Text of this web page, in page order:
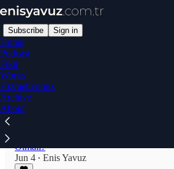
Subscribe Sign in
Home
Podcast
Fikir
Works
Hizmetlerimiz
Archive
About
Ürün Etiketi ve Ambalaj Tasarımı
Profesyonel Etiket Tasarımı
Ürün Etiketi Tasarımı Yaptırmak
Olmalı?
Jun 4 • Enis Yavuz